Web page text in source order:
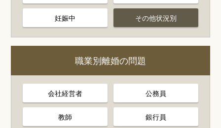
妊娠中 その他状況別
職業別離婚の問題
会社経営者 公務員
教師 銀行員